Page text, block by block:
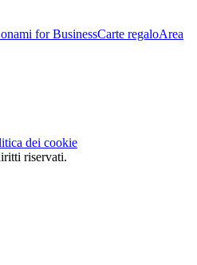
for BusinessCarte regaloArea
dei cookie
riservati.